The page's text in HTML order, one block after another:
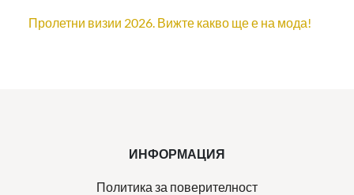
Пролетни визии 2026. Вижте какво ще е на мода!
ИНФОРМАЦИЯ
Политика за поверителност